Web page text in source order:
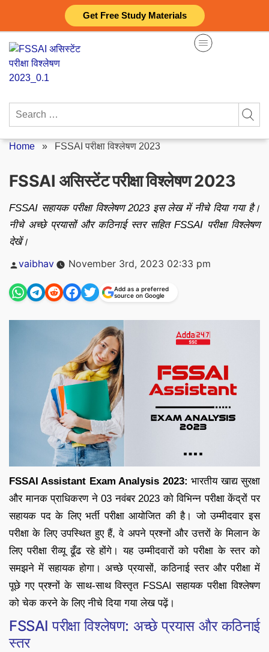
Get Free Study Materials
content
Search
Home » FSSAI परीक्षा विश्लेषण 2023
FSSAI असिस्टेंट परीक्षा विश्लेषण 2023
FSSAI सहायक परीक्षा विश्लेषण 2023 इस लेख में नीचे दिया गया है।
नीचे अच्छे प्रयासों और कठिनाई स्तर सहित FSSAI परीक्षा विश्लेषण
देखें।
Posted
vaibhav November 3rd, 2023 02:33 pm
Add as a preferred
source on Google
FSSAI Assistant Exam Analysis 2023:भारतीय खाद्य सुरक्षा
और मानक प्राधिकरण ने 03 नवंबर 2023 को विभिन्न परीक्षा केंद्रों पर
सहायक पद के लिए भर्ती परीक्षा आयोजित की है। जो उम्मीदवार इस
परीक्षा के लिए उपस्थित हुए हैं, वे अपने प्रश्नों और उत्तरों के मिलान के
लिए परीक्षा रीव्यू ढूँढ रहे होंगे। यह उम्मीदवारों को परीक्षा के स्तर को
समझने में सहायक होगा। अच्छे प्रयासों, कठिनाई स्तर और परीक्षा में
पूछे गए प्रश्नों के साथ-साथ विस्तृत FSSAI सहायक परीक्षा विश्लेषण
को चेक करने के लिए नीचे दिया गया लेख पढ़ें।
FSSAI परीक्षा विश्लेषण: अच्छे प्रयास और कठिनाई
स्तर